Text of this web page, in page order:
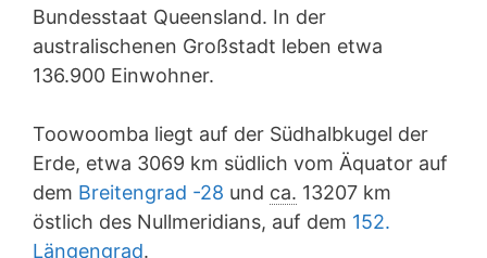
Bundesstaat Queensland. In der
australischenen Großstadt leben etwa
136.900 Einwohner.
Toowoomba liegt auf der Südhalbkugel der
Erde, etwa 3069 km südlich vom Äquator auf
dem Breitengrad -28 und ca. 13207 km
östlich des Nullmeridians, auf dem 152.
Längengrad.